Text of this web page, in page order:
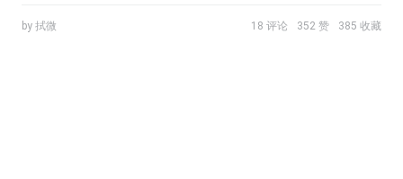
by 拭微 18 评论 352 赞 385 收藏